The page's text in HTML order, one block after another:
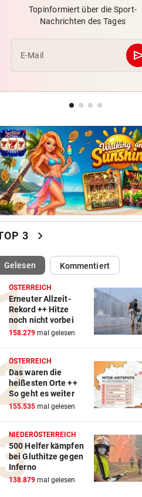
Topinformiert über die Sport-
Nachrichten des Tages
E-Mail
3 chevron_right
Gelesen(ausgewählt)Kommentiert
ÖSTERREICH
Erneuter Allzeit-
Rekord ++ Hitze
noch nicht vorbei
158.279 mal gelesen
ÖSTERREICH
Das waren die
heißesten Orte ++
So geht es weiter
155.535 mal gelesen
NIEDERÖSTERREICH
500 Helfer kämpfen
bei Gluthitze gegen
Inferno
138.879 mal gelesen